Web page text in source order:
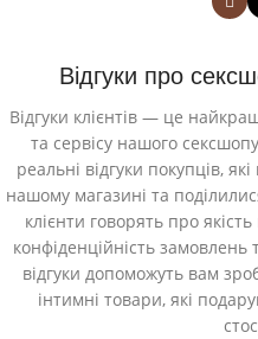
Відгуки про
Відгуки клієнтів — це
та сервісу нашого
реальні відгуки покупців,
нашому магазині та
клієнти говорять про
конфіденційність замовлень
відгуки допоможуть вам
інтимні товари, які